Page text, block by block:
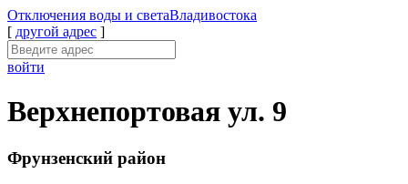
Отключения воды и светаВладивостока
[ другой адрес ]
войти
Верхнепортовая ул. 9
Фрунзенский район